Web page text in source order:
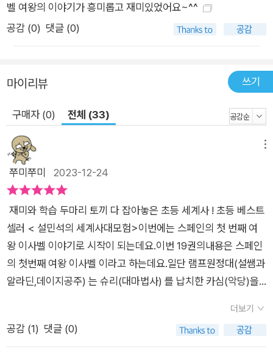
벨 여왕의 이야기가 흥미롭고 재미있었어요~^^
공감 (0) 댓글 (0)
마이리뷰 쓰기
구매자 (0) 전체 (33)
쭈미쭈미 2023-12-24
​ 재미와 학습 두마리 토끼 다 잡아놓은 초등 세계사 ! 초등 베스트
셀러 < 설민석의 세계사대모험>이번에는 스페인의 첫 번째 여
왕 이사벨 이야기로 시작이 되는데요.이번 19권의내용은 스페인
의 첫번째 여왕 이사벨 이라고 하는데요.일단 램프원정대(설쌤과
알라딘,데이지공주) 는 슈리(대마법사) 를 납치한 카심(악당)을
자신이 기도를 하고 있었는데 하늘을 나는 모습 램프원정대를 보
고 기도를 들어준 거라면서 엄청 좋아라해요. 자기의 수호천사가
더보기
공감 (1) 댓글 (0)